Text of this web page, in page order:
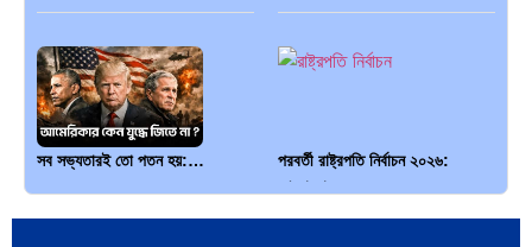
সব সভ্যতারই তো পতন হয়:…
পরবর্তী রাষ্ট্রপতি নির্বাচন ২০২৬:
আলোচনায়…